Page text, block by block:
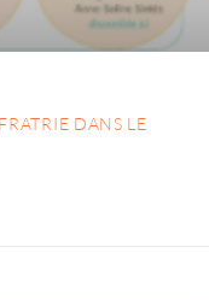
DANS LE